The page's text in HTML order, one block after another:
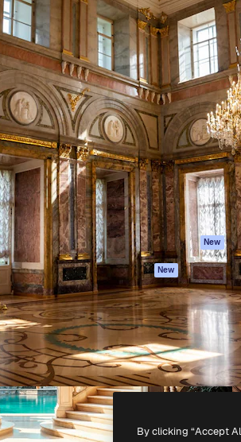
você direcionar
de 1 milhão de
empresas,
Produtos
Spaces
Assistente de IA
Gerador de
imagens
Gerador de vídeos
Texto para voz
Conteúdo de stock
MCP para
Claude/ChatGPT
New
Agentes New
API
App móvel
Todas as
ferramentas
Company S.L.U.Todos os direitos reservados.
By clicking “Accept